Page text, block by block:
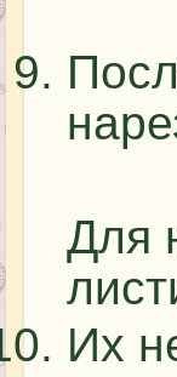
Для
Их